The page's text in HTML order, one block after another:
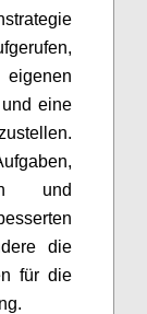
eine
und
die
für die